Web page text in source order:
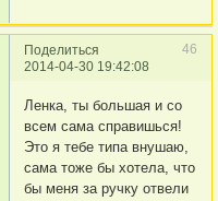
Поделиться
46
2014-04-30 19:42:08
Ленка, ты большая и со
всем сама справишься!
Это я тебе типа внушаю,
сама тоже бы хотела, что
бы меня за ручку отвели